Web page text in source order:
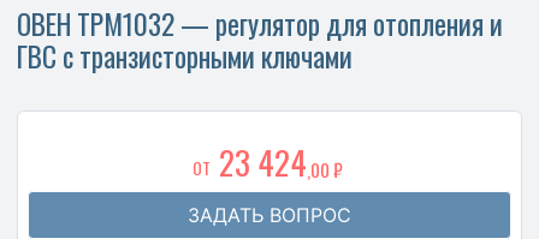
ОВЕН ТРМ1032 — регулятор для отопления и
ГВС с транзисторными ключами
ОТ 23 424,00 ₽
ЗАДАТЬ ВОПРОС